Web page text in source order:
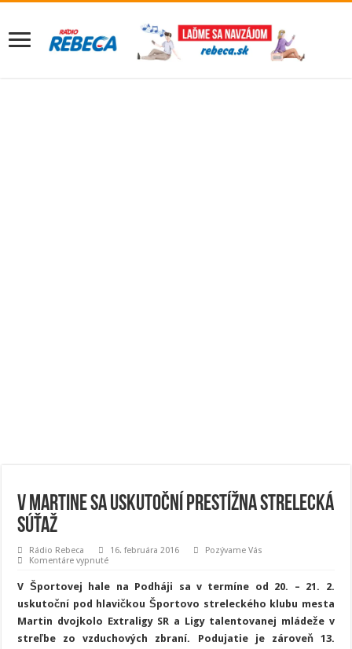
V Martine sa uskutoční prestížna strelecká
súťaž
Rádio Rebeca 16. februára 2016
Pozývame Vás
Komentáre vypnuténa
sa
uskutoční
strelecká
V Športovej hale na Podháji sa v termíne od 20. – 21. 2.
uskutoční pod hlavičkou Športovo streleckého klubu mesta
Martin dvojkolo Extraligy SR a Ligy talentovanej mládeže v
streľbe zo vzduchových zbraní. Podujatie je zároveň 13.